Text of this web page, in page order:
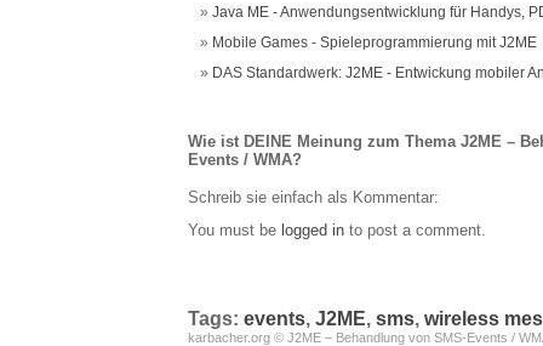
Java ME - Anwendungsentwicklung für Handys,
Mobile Games - Spieleprogrammierung mit J2ME
DAS Standardwerk: J2ME - Entwickung mobiler
Wie ist DEINE Meinung zum Thema J2ME –
Events / WMA?
Schreib sie einfach als Kommentar:
You must be logged in to post a comment.
Tags: events, J2ME, sms, wireless
karbacher.org © J2ME – Behandlung von SMS-Events /